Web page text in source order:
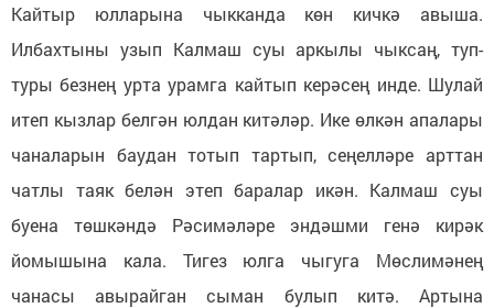
Кайтыр юлларына чыкканда көн кичкә авыша.
Илбахтыны узып Калмаш суы аркылы чыксаң, туп-
туры безнең урта урамга кайтып керәсең инде. Шулай
итеп кызлар белгән юлдан китәләр. Ике өлкән апалары
чаналарын баудан тотып тартып, сеңелләре арттан
чатлы таяк белән этеп баралар икән. Калмаш суы
буена төшкәндә Рәсимәләре эндәшми генә кирәк
йомышына кала. Тигез юлга чыгуга Мөслимәнең
чанасы авырайган сыман булып китә. Артына